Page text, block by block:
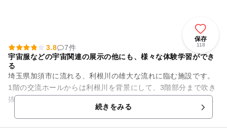
保存
118
3.8
7件
宇宙服などの宇宙関連の展示の他にも、様々な体験学習ができ
る
埼玉県加須市に流れる、利根川の雄大な流れに臨む施設です。
1階の交流ホールからは利根川を背景にして、3階部分まで吹き
抜けの大空間となっています。宇宙服などの宇宙関連の展示が
並ぶ中、プラネタリウム室...続きをみる